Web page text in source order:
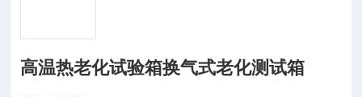
高温热老化试验箱换气式老化测试箱